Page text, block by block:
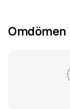
Omdömen